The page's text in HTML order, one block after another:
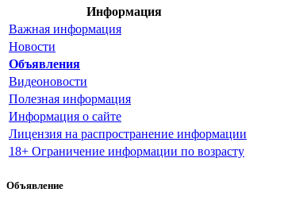
Информация
Важная информация
Новости
Объявления
Видеоновости
Полезная информация
Информация о сайте
Лицензия на распространение информации
18+ Ограничение информации по возрасту
Объявление